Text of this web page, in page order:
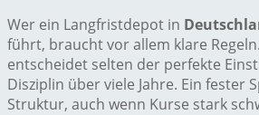
Wer ein Langfristdepot in
führt, braucht vor allem klare
entscheidet selten der perfekte
Disziplin über viele Jahre. Ein fester
Struktur, auch wenn Kurse stark